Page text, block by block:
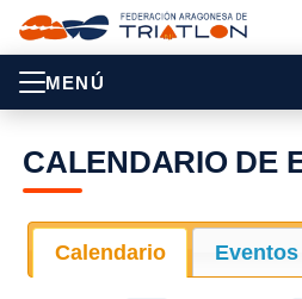
MENÚ
CALENDARIO DE
Calendario